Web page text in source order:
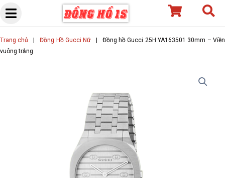
Skip
content
Trang chủ |Đồng Hồ Gucci Nữ| Đồng hồ Gucci 25H YA163501 30mm – Viền
vuông trắng